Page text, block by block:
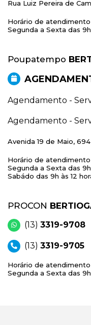
Rua Luiz Pereira de
Horário de
Segunda a Sexta das 9h
Poupatempo
Agendamento -
Agendamento -
Avenida 19 de Maio,
Horário de
Segunda a Sexta das 9h
Sabádo das 9h às 12
PROCON
(13) 3319-9708
(13) 3319-9705
Horário de
Segunda a Sexta das 9h